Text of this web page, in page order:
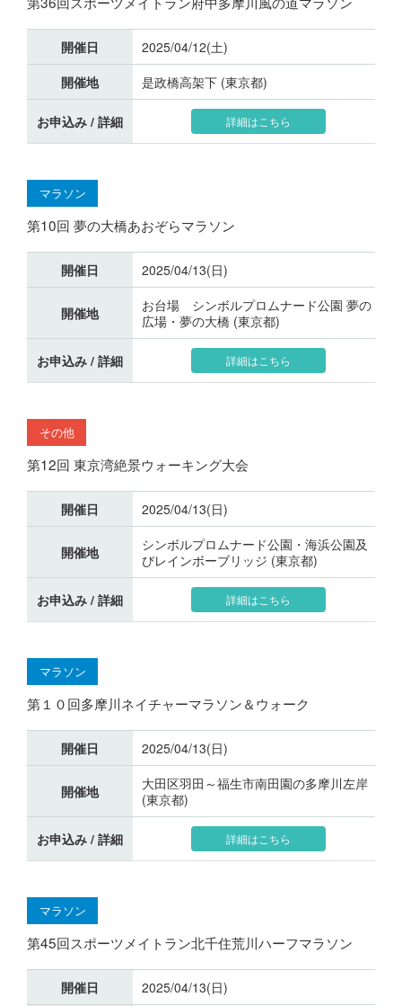
開催日
2025/04/12(土)
開催地
是政橋高架下 (東京都)
お申込み / 詳細 詳細はこちら
マラソン
第10回 夢の大橋あおぞらマラソン
開催日 2025/04/13(日)
開催地
お台場 シンボルプロムナード公園 夢の
広場・夢の大橋 (東京都)
お申込み / 詳細 詳細はこちら
その他
第12回 東京湾絶景ウォーキング大会
開催日 2025/04/13(日)
開催地
シンボルプロムナード公園・海浜公園及
びレインボーブリッジ (東京都)
お申込み / 詳細 詳細はこちら
マラソン
第１０回多摩川ネイチャーマラソン＆ウォーク
開催日 2025/04/13(日)
開催地
大田区羽田～福生市南田園の多摩川左岸
(東京都)
お申込み / 詳細 詳細はこちら
マラソン
第45回スポーツメイトラン北千住荒川ハーフマラソン
開催日
2025/04/13(日)